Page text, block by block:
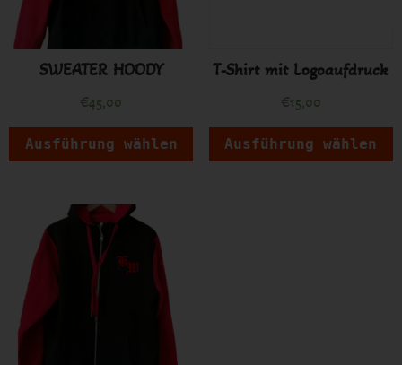
SWEATER HOODY
€45,00
Ausführung wählen
T-Shirt mit Logoaufdruck
€15,00
Ausführung wählen